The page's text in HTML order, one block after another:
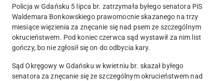
Policja w Gdańsku 5 lipca br. zatrzymała byłego senatora PiS
Waldemara Bonkowskiego prawomocnie skazanego na trzy
miesiące więzienia za znęcanie się nad psem ze szczególnym
okrucieństwem. Pod koniec czerwca sąd wystawił za nim list
gończy, bo nie zgłosił się on do odbycia kary.
Sąd Okręgowy w Gdańsku w kwietniu br. skazał byłego
senatora za znęcanie się ze szczególnym okrucieństwem nad